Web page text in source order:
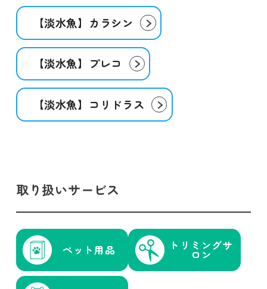
【淡水魚】カラシン
【淡水魚】プレコ
【淡水魚】コリドラス
取り扱いサービス
ペット用品 トリミングサ
ロン